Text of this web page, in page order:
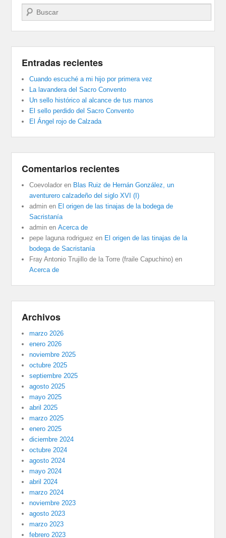
Buscar
Entradas recientes
Cuando escuché a mi hijo por primera vez
La lavandera del Sacro Convento
Un sello histórico al alcance de tus manos
El sello perdido del Sacro Convento
El Ángel rojo de Calzada
Comentarios recientes
Coevolador en Blas Ruiz de Hernán González, un
aventurero calzadeño del siglo XVI (I)
admin en El origen de las tinajas de la bodega de
Sacristanía
admin enAcerca de
pepe laguna rodriguez en El origen de las tinajas de la
bodega de Sacristanía
Fray Antonio Trujillo de la Torre (fraile Capuchino) en
Acerca de
Archivos
marzo 2026
enero 2026
noviembre 2025
octubre 2025
septiembre 2025
agosto 2025
mayo 2025
abril 2025
marzo 2025
enero 2025
diciembre 2024
octubre 2024
agosto 2024
mayo 2024
abril 2024
marzo 2024
noviembre 2023
agosto 2023
marzo 2023
febrero 2023